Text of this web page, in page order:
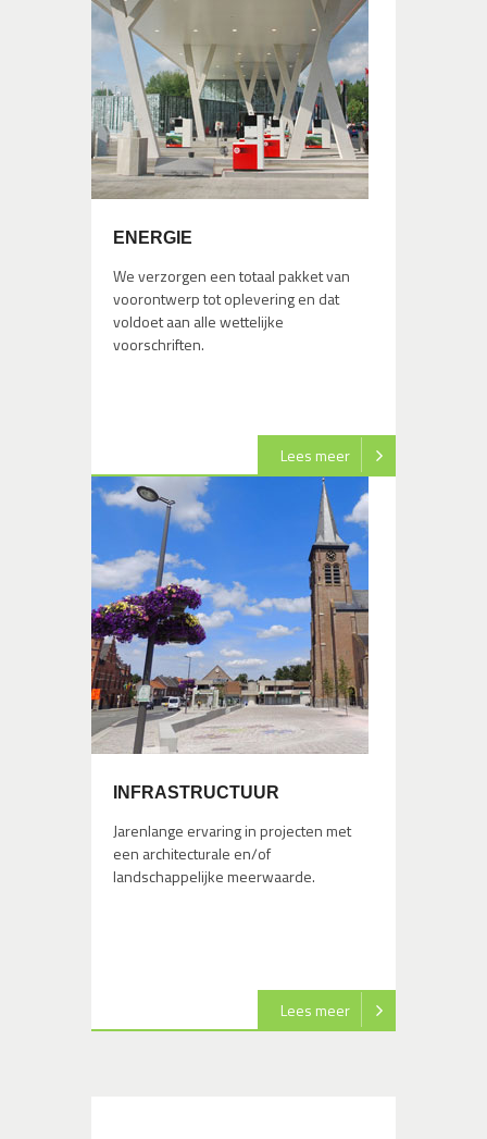
ENERGIE
We verzorgen een totaal pakket van
voorontwerp tot oplevering en dat
voldoet aan alle wettelijke
voorschriften.
Lees meer
INFRASTRUCTUUR
Jarenlange ervaring in projecten met
een architecturale en/of
landschappelijke meerwaarde.
Lees meer